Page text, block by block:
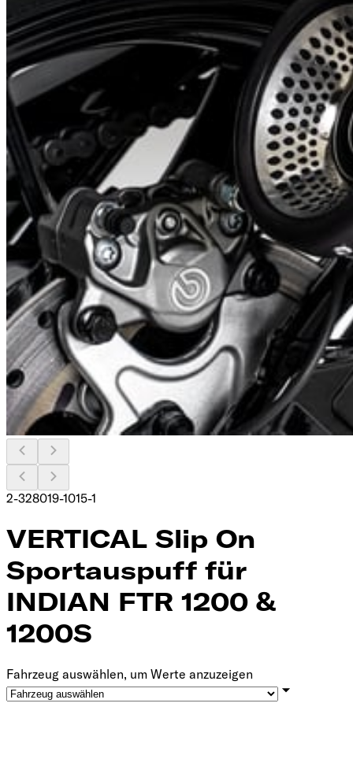
2-328019-1015-1
VERTICAL Slip On
Sportauspuff für
INDIAN FTR 1200 &
1200S
Fahrzeug auswählen, um Werte anzuzeigen